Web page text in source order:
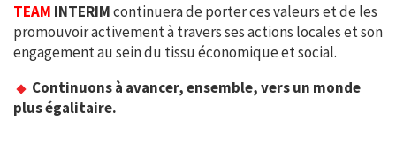
TEAM INTERIMcontinuera de porter ces valeurs et de les
promouvoir activement à travers ses actions locales et son
engagement au sein du tissu économique et social.
Continuons à avancer, ensemble, vers un monde
plus égalitaire.